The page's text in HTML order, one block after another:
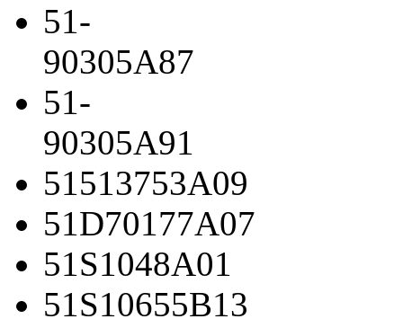
51-
90305A87
51-
90305A91
51513753A09
51D70177A07
51S1048A01
51S10655B13